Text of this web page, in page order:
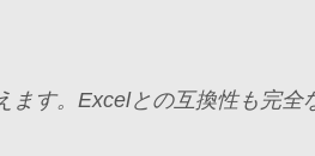
す。Excelとの互換性も完全